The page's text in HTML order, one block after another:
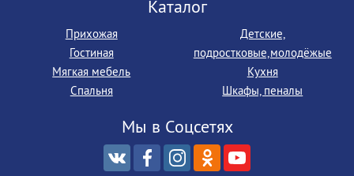
Каталог
Прихожая
Гостиная
Мягкая мебель
Спальня
Детские,
подростковые,молодёжые
Кухня
Шкафы, пеналы
Мы в Соцсетях